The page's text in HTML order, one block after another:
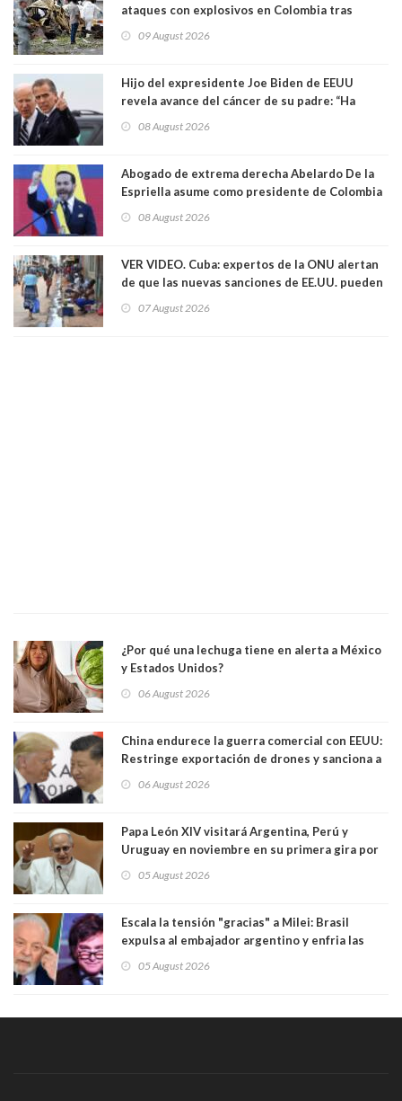
ataques con explosivos en Colombia tras
09 August 2026
Hijo del expresidente Joe Biden de EEUU
revela avance del cáncer de su padre: “Ha
08 August 2026
Abogado de extrema derecha Abelardo De la
Espriella asume como presidente de Colombia
08 August 2026
VER VIDEO. Cuba: expertos de la ONU alertan
de que las nuevas sanciones de EE.UU. pueden
07 August 2026
¿Por qué una lechuga tiene en alerta a México
y Estados Unidos?
06 August 2026
China endurece la guerra comercial con EEUU:
Restringe exportación de drones y sanciona a
06 August 2026
Papa León XIV visitará Argentina, Perú y
Uruguay en noviembre en su primera gira por
05 August 2026
Escala la tensión "gracias" a Milei: Brasil
expulsa al embajador argentino y enfria las
trasandino
05 August 2026